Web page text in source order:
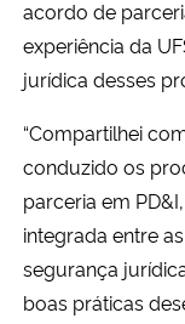
acordo de
experiência da
jurídica desses
“Compartilhei
conduzido os
parceria em
integrada entre
segurança
boas práticas